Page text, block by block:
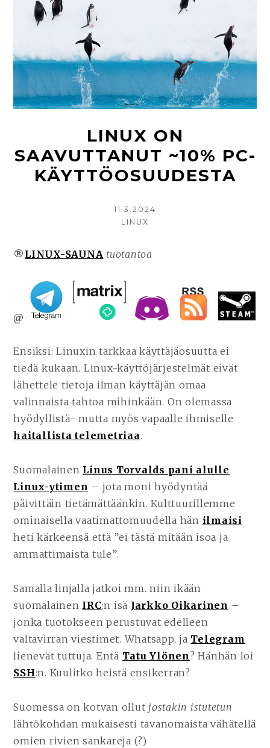
LINUX ON
SAAVUTTANUT ~10% PC-
KÄYTTÖOSUUDESTA
KIRJOITETTU
11.3.2024
KIRJOITTAJA
LINUX
® LINUX-SAUNA tuotantoa
@
Ensiksi: Linuxin tarkkaa käyttäjäosuutta ei
tiedä kukaan. Linux-käyttöjärjestelmät eivät
lähettele tietoja ilman käyttäjän omaa
valinnaista tahtoa mihinkään. On olemassa
hyödyllistä- mutta myös vapaalle ihmiselle
haitallista telemetriaa.
Suomalainen Linus Torvalds pani alulle
Linux-ytimen – jota moni hyödyntää
päivittäin tietämättäänkin. Kulttuurillemme
ominaisella vaatimattomuudella hän ilmaisi
heti kärkeensä että ”ei tästä mitään isoa ja
ammattimaista tule”.
Samalla linjalla jatkoi mm. niin ikään
suomalainen IRC:n isä Jarkko Oikarinen –
jonka tuotokseen perustuvat edelleen
valtavirran viestimet. Whatsapp, ja Telegram
lienevät tuttuja. Entä Tatu Ylönen ? Hänhän loi
SSH:n. Kuulitko heistä ensikerran?
Suomessa on kotvan ollut jostakin istutetun
lähtökohdan mukaisesti tavanomaista vähätellä
omien rivien sankareja (?)